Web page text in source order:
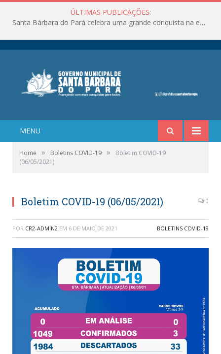
ÚLTIMAS PUBLICAÇÕES:
Santa Bárbara do Pará celebra uma grande conquista na educação!
MENU
Home » Boletins COVID-19 »
Boletim COVID-19
(06/05/2021)
Boletim COVID-19 (06/05/2021) 0
POR CR2-ADMIN2 EM 6 DE MAIO DE 2021 BOLETINS COVID-19